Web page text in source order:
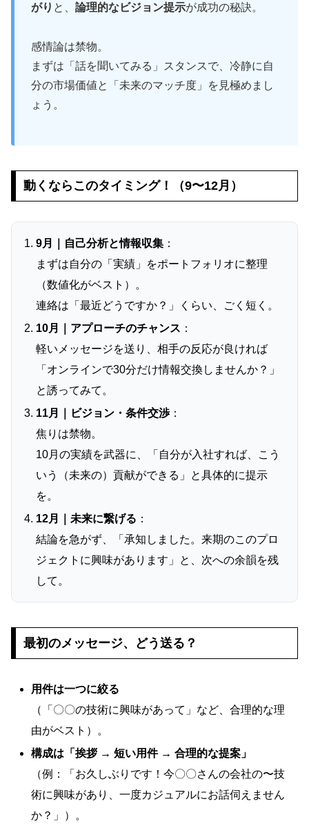
がり と、 論理的なビジョン提示が成功の秘訣。
感情論は禁物。
まずは「話を聞いてみる」スタンスで、冷静に自
分の市場価値と「未来のマッチ度」を見極めまし
ょう。
動くならこのタイミング！（9〜12月）
9月｜自己分析と情報収集 ：
まずは自分の「実績」をポートフォリオに整理
（数値化がベスト）。
連絡は「最近どうですか？」くらい、ごく短く。
10月｜アプローチのチャンス ：
軽いメッセージを送り、相手の反応が良ければ
「オンラインで30分だけ情報交換しませんか？」
と誘ってみて。
11月｜ビジョン・条件交渉：
焦りは禁物。
10月の実績を武器に、「自分が入社すれば、こう
いう（未来の）貢献ができる」と具体的に提示
を。
12月｜未来に繋げる ：
結論を急がず、「承知しました。来期のこのプロ
ジェクトに興味があります」と、次への余韻を残
して。
最初のメッセージ、どう送る？
用件は一つに絞る
（「〇〇の技術に興味があって」など、合理的な理
由がベスト）。
構成は「挨拶 → 短い用件 → 合理的な提案」
（例：「お久しぶりです！今〇〇さんの会社の〜技
術に興味があり、一度カジュアルにお話伺えません
か？」）。